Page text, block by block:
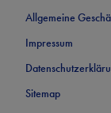
Allgemeine
Impressum
Sitemap